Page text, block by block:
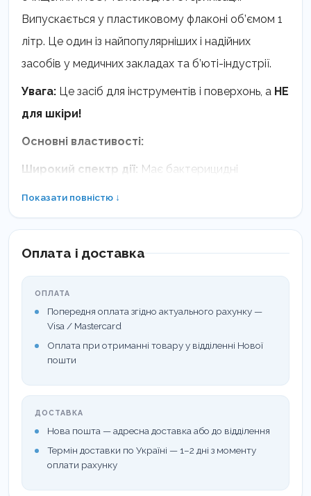
Випускається у пластиковому флаконі об’ємом 1
літр. Це один із найпопулярніших і надійних
засобів у медичних закладах та б’юті-індустрії.
Увага: Це засіб для інструментів і поверхонь, а НЕ
для шкіри!
Основні властивості:
Широкий спектр дії: Має бактерицидні
(включаючи туберкульоз), віруліцидні (ВІЛ,
Бережне ставлення до матеріалів:
інгібітори корозії. Не пошкоджує вироби з металу,
скла, гуми, полімерних матеріалів та делікатну
оптику.
Економічність:
приготувати велику кількість робочого розчину
(наприклад, для дезінфекції часто
використовують розчини 0,25%–1%, а для
стерилізації — 8%).
Стабільність: Готовий робочий розчин зберігає
Показати повністю ↓
Оплата і доставка
ОПЛАТА
Попередня оплата згідно актуального рахунку —
Visa / Mastercard
Оплата при отриманні товару у відділенні Нової
пошти
ДОСТАВКА
Нова пошта — адресна доставка або до відділення
Термін доставки по Україні — 1–2 дні з моменту
оплати рахунку